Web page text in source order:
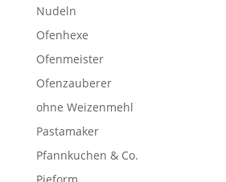
Nudeln
Ofenhexe
Ofenmeister
Ofenzauberer
ohne Weizenmehl
Pastamaker
Pfannkuchen & Co.